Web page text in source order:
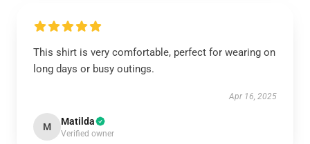
This shirt is very comfortable, perfect for wearing on
long days or busy outings.
Apr 16, 2025
M Matilda
Verified owner